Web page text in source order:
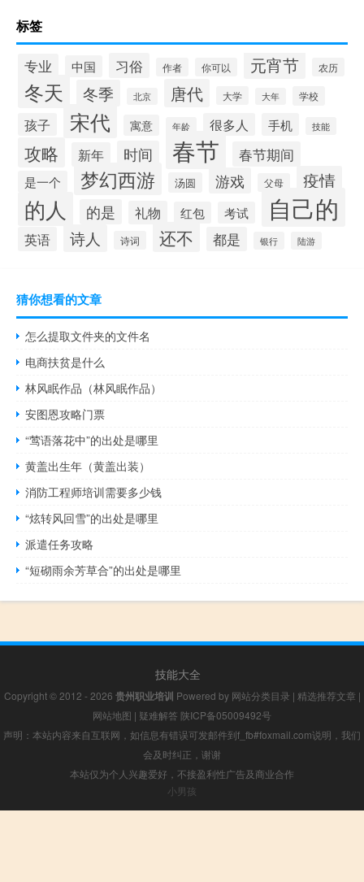
标签
专业 中国 习俗 作者 你可以 元宵节 农历
冬天 冬季 北京 唐代 大学 大年 学校
孩子 宋代 寓意 年龄 很多人 手机 技能
攻略 新年 时间 春节 春节期间
是一个 梦幻西游 汤圆 游戏 父母 疫情
的人 的是 礼物 红包 考试 自己的
英语 诗人 诗词 还不 都是 银行 陆游
猜你想看的文章
怎么提取文件夹的文件名
电商扶贫是什么
林风眠作品（林风眠作品）
安图恩攻略门票
“莺语落花中”的出处是哪里
黄盖出生年（黄盖出装）
消防工程师培训需要多少钱
“炫转风回雪”的出处是哪里
派遣任务攻略
“短砌雨余芳草合”的出处是哪里
技能大全
Copyright © 2012 - 2026 贵州职业培训 Powered by 网站分类目录 | 精选推荐文章 |
网站地图 | 疑难解答 陕ICP备05009492号
声明：本站内容来自互联网，如信息有错误可发邮件到f_fb#foxmail.com说明，我们
会及时纠正，谢谢
本站仅为个人兴趣爱好，不接盈利性广告及商业合作
小男孩